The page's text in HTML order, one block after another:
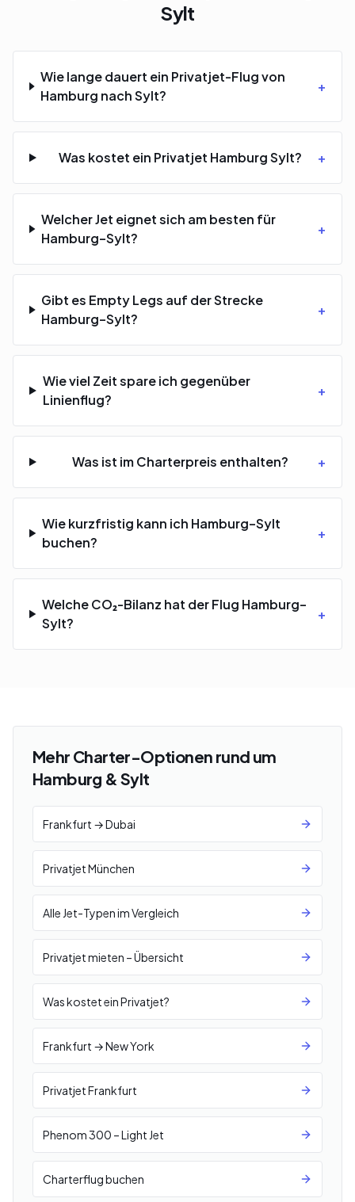
Sylt
Wie lange dauert ein Privatjet-Flug von
Hamburg nach Sylt?
+
Was kostet ein Privatjet Hamburg Sylt? +
Welcher Jet eignet sich am besten für
Hamburg–Sylt?
+
Gibt es Empty Legs auf der Strecke
Hamburg–Sylt?
+
Wie viel Zeit spare ich gegenüber
Linienflug?
+
Was ist im Charterpreis enthalten? +
Wie kurzfristig kann ich Hamburg–Sylt
buchen?
+
Welche CO₂-Bilanz hat der Flug Hamburg–
Sylt?
+
Mehr Charter-Optionen rund um
Hamburg & Sylt
Frankfurt → Dubai
Privatjet München
Alle Jet-Typen im Vergleich
Privatjet mieten – Übersicht
Was kostet ein Privatjet?
Frankfurt → New York
Privatjet Frankfurt
Phenom 300 – Light Jet
Charterflug buchen